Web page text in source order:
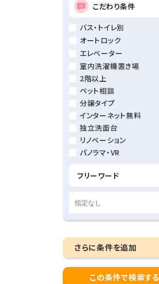
こだわり条件
バス・トイレ別
オートロック
エレベーター
室内洗濯機置き場
2階以上
ペット相談
分譲タイプ
インターネット無料
独立洗面台
リノベーション
パノラマ・VR
フリーワード
さらに条件を追加
この条件で検索する